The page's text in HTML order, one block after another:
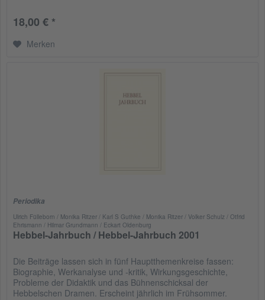
18,00 € *
Merken
Periodika
Ulrich Fülleborn / Monika Ritzer / Karl S Guthke / Monika Ritzer / Volker Schulz / Otfrid
Ehrismann / Hilmar Grundmann / Eckart Oldenburg
Hebbel-Jahrbuch / Hebbel-Jahrbuch 2001
Die Beiträge lassen sich in fünf Hauptthemenkreise fassen:
Biographie, Werkanalyse und -kritik, Wirkungsgeschichte,
Probleme der Didaktik und das Bühnenschicksal der
Hebbelschen Dramen. Erscheint jährlich im Frühsommer.